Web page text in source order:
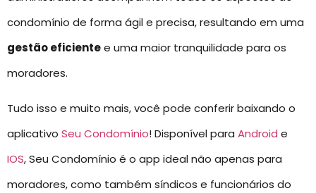
condomínio de forma ágil e precisa, resultando em uma
gestão eficientee uma maior tranquilidade para os
moradores.
Tudo isso e muito mais, você pode conferir baixando o
aplicativo Seu Condomínio! Disponível para Android e
IOS, Seu Condomínio é o app ideal não apenas para
moradores, como também síndicos e funcionários do